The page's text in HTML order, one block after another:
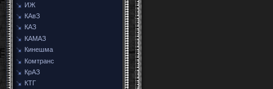
ИЖ
КАвЗ
КАЗ
КАМАЗ
Кинешма
Комтранс
КрАЗ
КТГ